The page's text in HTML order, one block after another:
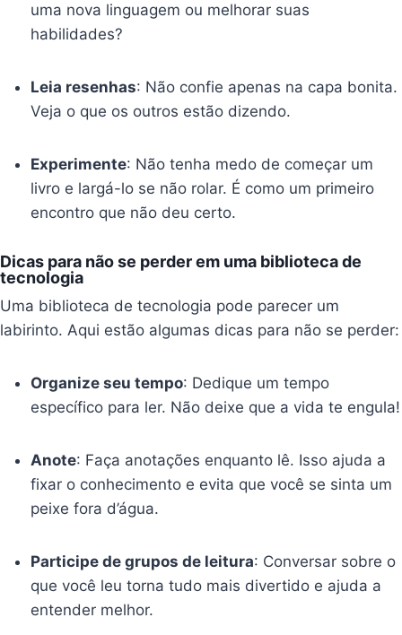
uma nova linguagem ou melhorar suas
habilidades?
Leia resenhas: Não confie apenas na capa bonita.
Veja o que os outros estão dizendo.
Experimente: Não tenha medo de começar um
livro e largá-lo se não rolar. É como um primeiro
encontro que não deu certo.
Dicas para não se perder em uma biblioteca de
tecnologia
Uma biblioteca de tecnologia pode parecer um
labirinto. Aqui estão algumas dicas para não se perder:
Organize seu tempo: Dedique um tempo
específico para ler. Não deixe que a vida te engula!
Anote: Faça anotações enquanto lê. Isso ajuda a
fixar o conhecimento e evita que você se sinta um
peixe fora d’água.
Participe de grupos de leitura: Conversar sobre o
que você leu torna tudo mais divertido e ajuda a
entender melhor.